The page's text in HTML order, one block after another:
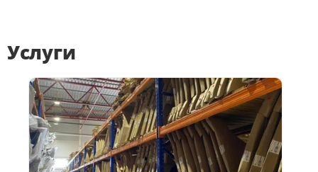
Услуги